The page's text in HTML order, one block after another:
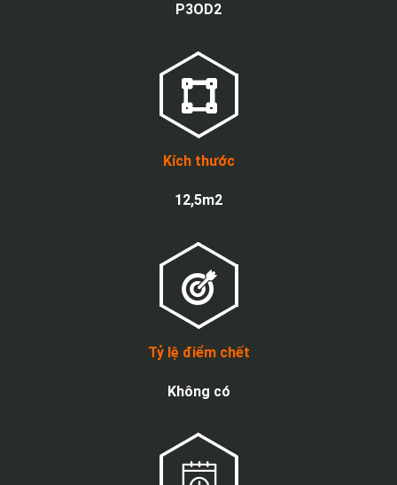
P3OD2
Kích thước
12,5m2
Tỷ lệ điểm chết
Không có